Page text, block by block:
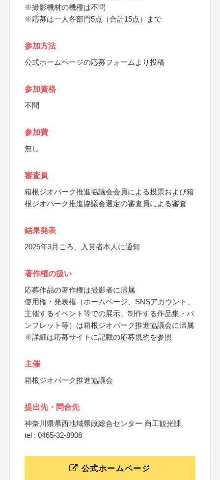
※撮影機材の機種は不問
※応募は一人各部門5点（合計15点）まで
参加方法
公式ホームページの応募フォームより投稿
参加資格
不問
参加費
無し
審査員
箱根ジオパーク推進協議会会員による投票および箱
根ジオパーク推進協議会選定の審査員による審査
結果発表
2025年3月ごろ、入賞者本人に通知
著作権の扱い
応募作品の著作権は撮影者に帰属
使用権・発表権（ホームページ、SNSアカウント、
主催するイベント等での展示、制作する作品集・パ
ンフレット等）は箱根ジオパーク推進協議会に帰属
※詳細は応募サイトに記載の応募規約を参照
主催
箱根ジオパーク推進協議会
提出先・問合先
神奈川県県西地域県政総合センター 商工観光課
tel : 0465-32-8908
公式ホームページ